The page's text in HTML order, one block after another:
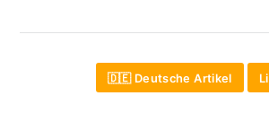
🇩🇪 Deutsche Artikel